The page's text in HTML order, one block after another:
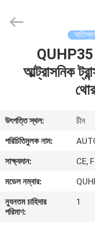
আমাদের
সম্পর্কে
কারখানা
ভ্রমণ
LTD.
QUHP35
আল্ট্রাসনিক
উৎপত্তি স্থল:
চীন
পরিচিতিমুলক নাম:
সাক্ষ্যদান:
CE,
মডেল নম্বার:
ন্যূনতম চাহিদার
পরিমাণ:
1